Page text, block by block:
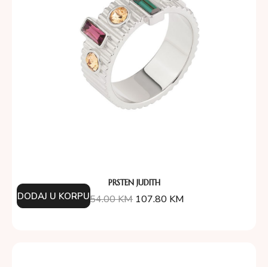
PRSTEN JUDITH
154.00KM 107.80 KM
DODAJ U KORPU